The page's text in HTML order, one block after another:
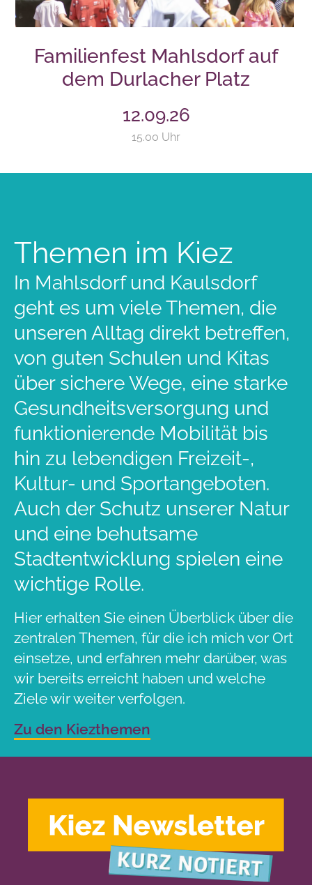
Familienfest Mahlsdorf auf
dem Durlacher Platz
12.09.26
15.00 Uhr
Themen im Kiez
In Mahlsdorf und Kaulsdorf
geht es um viele Themen, die
unseren Alltag direkt betreffen,
von guten Schulen und Kitas
über sichere Wege, eine starke
Gesundheitsversorgung und
funktionierende Mobilität bis
hin zu lebendigen Freizeit-,
Kultur- und Sportangeboten.
Auch der Schutz unserer Natur
und eine behutsame
Stadtentwicklung spielen eine
wichtige Rolle.
Hier erhalten Sie einen Überblick über die
zentralen Themen, für die ich mich vor Ort
einsetze, und erfahren mehr darüber, was
wir bereits erreicht haben und welche
Ziele wir weiter verfolgen.
Zu den Kiezthemen